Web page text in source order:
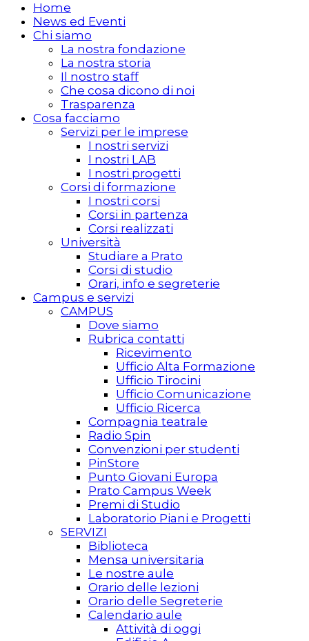
Home
News ed Eventi
Chi siamo
La nostra fondazione
La nostra storia
Il nostro staff
Che cosa dicono di noi
Trasparenza
Cosa facciamo
Servizi per le imprese
I nostri servizi
I nostri LAB
I nostri progetti
Corsi di formazione
I nostri corsi
Corsi in partenza
Corsi realizzati
Università
Studiare a Prato
Corsi di studio
Orari, info e segreterie
Campus e servizi
CAMPUS
Dove siamo
Rubrica contatti
Ricevimento
Ufficio Alta Formazione
Ufficio Tirocini
Ufficio Comunicazione
Ufficio Ricerca
Compagnia teatrale
Radio Spin
Convenzioni per studenti
PinStore
Punto Giovani Europa
Prato Campus Week
Premi di Studio
Laboratorio Piani e Progetti
SERVIZI
Biblioteca
Mensa universitaria
Le nostre aule
Orario delle lezioni
Orario delle Segreterie
Calendario aule
Attività di oggi